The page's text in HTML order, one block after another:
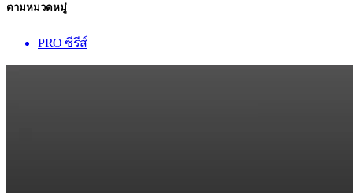
ตามหมวดหมู่
PRO ซีรีส์